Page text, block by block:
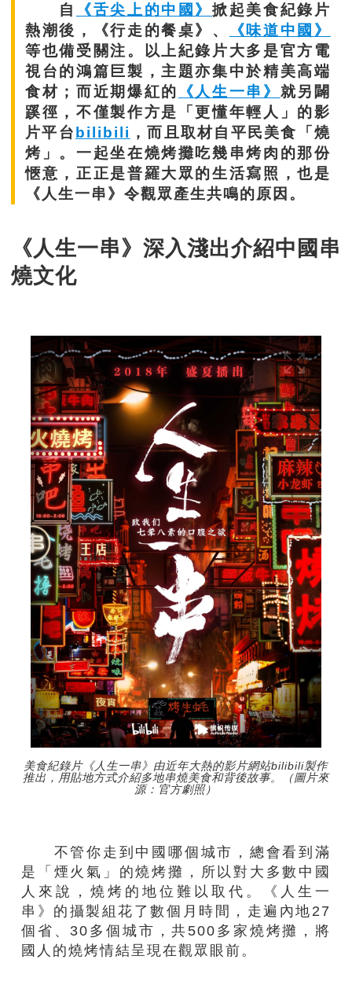
自 《舌尖上的中國》掀起美食紀錄片
熱潮後，《行走的餐桌》、
《味道中國》
等也備受關注。以上紀錄片大多是官方電
視台的鴻篇巨製，主題亦集中於精美高端
食材；而近期爆紅的
《人生一串》 就另闢
蹊徑，不僅製作方是「更懂年輕人」的影
片平台bilibili ，而且取材自平民美食「燒
烤」。一起坐在燒烤攤吃幾串烤肉的那份
愜意，正正是普羅大眾的生活寫照，也是
《人生一串》令觀眾產生共鳴的原因。
《人生一串》深入淺出介紹中國串
燒文化
美食紀錄片《人生一串》由近年大熱的影片網站bilibili製作
推出，用貼地方式介紹多地串燒美食和背後故事。（圖片來
源：官方劇照）
不管你走到中國哪個城市，總會看到滿
是「煙火氣」的燒烤攤，所以對大多數中國
人來說，燒烤的地位難以取代。《人生一
串》的攝製組花了數個月時間，走遍內地27
個省、30多個城市，共500多家燒烤攤，將
國人的燒烤情結呈現在觀眾眼前。